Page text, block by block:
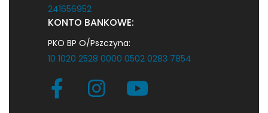
241656952
KONTO BANKOWE:
PKO BP O/Pszczyna:
10 1020 2528 0000 0502 0283 7854